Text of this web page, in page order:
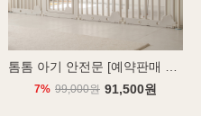
7% 99,000원 91,500원